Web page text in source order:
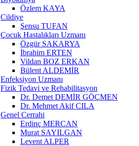
Özlem KAYA
Cildiye
Şensu TUFAN
Çocuk Hastalıkları Uzmanı
Özgür SAKARYA
İbrahim ERTEN
Vildan BOZ ERKAN
Bülent ALDEMİR
Enfeksiyon Uzmanı
Fizik Tedavi ve Rehabilitasyon
Dr. Demet DEMİR GÖÇMEN
Dr. Mehmet Akif CILA
Genel Cerrahi
Erdinç MERCAN
Murat SAYILGAN
Levent ALPER